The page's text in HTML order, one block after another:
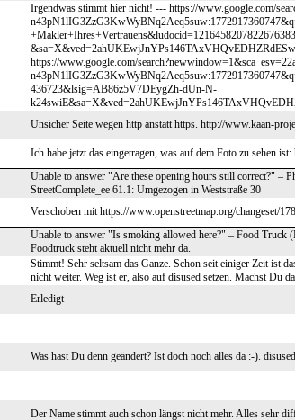
Irgendwas stimmt hier nicht! --- https://www.google.com/
https://www.google.com/
436723&lsig=AB86z5V7DEygZh-dUn-N-
Unsicher Seite wegen http anstatt https. http://www.kaan-
Ich habe jetzt das eingetragen, was auf dem Foto zu sehen
Unable to answer "Are these opening hours still correct?" –
StreetComplete_ee 61.1: Umgezogen in Weststraße 30
Verschoben mit https://www.openstreetmap.org/changeset/
Unable to answer "Is smoking allowed here?" – Food Truck
Foodtruck steht aktuell nicht mehr da.
Stimmt! Sehr seltsam das Ganze. Schon seit einiger Zeit ist
nicht weiter. Weg ist er, also auf disused setzen. Machst Du
Erledigt
Was hast Du denn geändert? Ist doch noch alles da :-).
Der Name stimmt auch schon längst nicht mehr. Alles sehr